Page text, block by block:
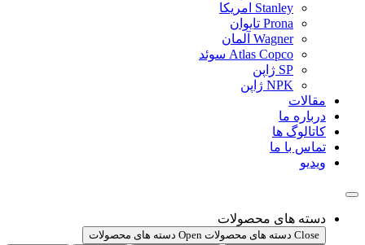
Stanley امریکا
Prona تایوان
Wagner آلمان
Atlas Copco سوئد
SP ژاپن
NPK ژاپن
مقالات
درباره ما
کاتالوگ ها
تماس با ما
ویدیو
دسته های محصولات
Close دسته های محصولات
Open دسته های محصولات